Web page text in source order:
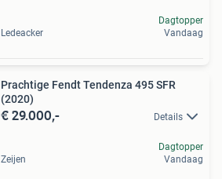
Ledeacker
Dagtopper
Vandaag
Prachtige Fendt Tendenza 495 SFR
(2020)
€ 29.000,- Details
Zeijen
Dagtopper
Vandaag